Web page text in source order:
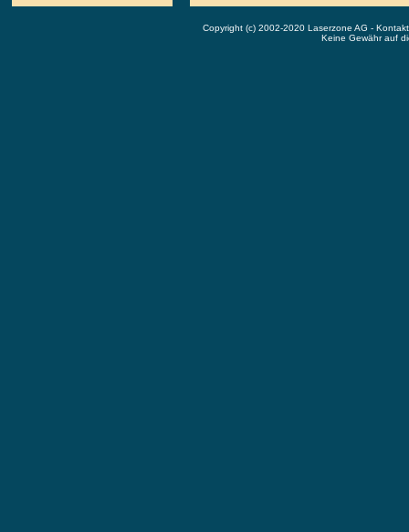
Copyright (c) 2002-2020 Laserzone AG -
Keine Gewähr auf